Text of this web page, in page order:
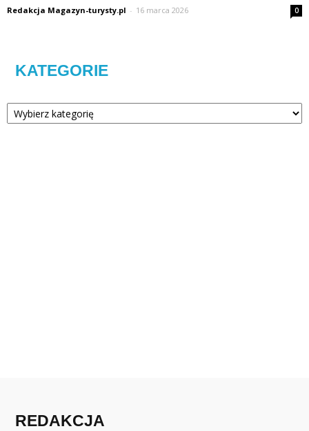
Redakcja Magazyn-turysty.pl - 16 marca 2026 0
KATEGORIE
Kategorie
REDAKCJA